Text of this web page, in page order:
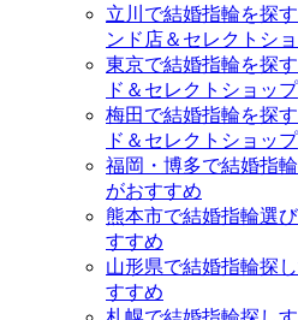
立川で結婚指輪を探
ンド店＆セレクトシ
東京で結婚指輪を探
ド＆セレクトショップ
梅田で結婚指輪を探
ド＆セレクトショップ
福岡・博多で結婚指
がおすすめ
熊本市で結婚指輪選
すすめ
山形県で結婚指輪探
すすめ